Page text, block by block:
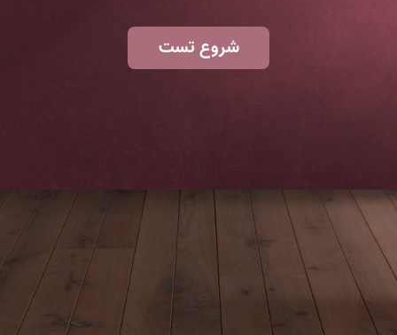
شروع تست